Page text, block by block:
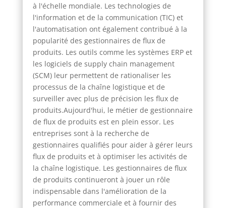
à l'échelle mondiale. Les technologies de
l'information et de la communication (TIC) et
l'automatisation ont également contribué à la
popularité des gestionnaires de flux de
produits. Les outils comme les systèmes ERP et
les logiciels de supply chain management
(SCM) leur permettent de rationaliser les
processus de la chaîne logistique et de
surveiller avec plus de précision les flux de
produits.Aujourd'hui, le métier de gestionnaire
de flux de produits est en plein essor. Les
entreprises sont à la recherche de
gestionnaires qualifiés pour aider à gérer leurs
flux de produits et à optimiser les activités de
la chaîne logistique. Les gestionnaires de flux
de produits continueront à jouer un rôle
indispensable dans l'amélioration de la
performance commerciale et à fournir des